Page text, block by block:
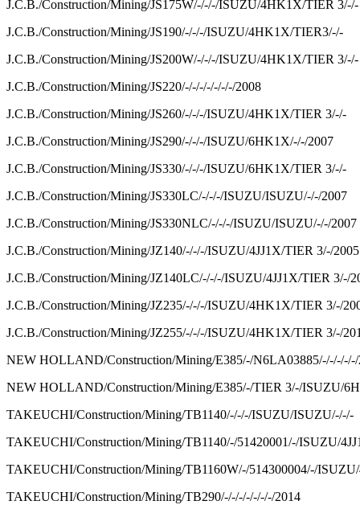
J.C.B./Construction/Mining/JS175W/-/-/-/ISUZU/4HK1X/TIER 3/-/-
J.C.B./Construction/Mining/JS190/-/-/-/ISUZU/4HK1X/TIER3/-/-
J.C.B./Construction/Mining/JS200W/-/-/-/ISUZU/4HK1X/TIER 3/-/-
J.C.B./Construction/Mining/JS220/-/-/-/-/-/-/-/2008
J.C.B./Construction/Mining/JS260/-/-/-/ISUZU/4HK1X/TIER 3/-/-
J.C.B./Construction/Mining/JS290/-/-/-/ISUZU/6HK1X/-/-/2007
J.C.B./Construction/Mining/JS330/-/-/-/ISUZU/6HK1X/TIER 3/-/-
J.C.B./Construction/Mining/JS330LC/-/-/-/ISUZU/ISUZU/-/-/2007
J.C.B./Construction/Mining/JS330NLC/-/-/-/ISUZU/ISUZU/-/-/2007
J.C.B./Construction/Mining/JZ140/-/-/-/ISUZU/4JJ1X/TIER 3/-/2005
J.C.B./Construction/Mining/JZ140LC/-/-/-/ISUZU/4JJ1X/TIER 3/-/
J.C.B./Construction/Mining/JZ235/-/-/-/ISUZU/4HK1X/TIER 3/-/
J.C.B./Construction/Mining/JZ255/-/-/-/ISUZU/4HK1X/TIER 3/-/
NEW HOLLAND/Construction/Mining/E385/-/N6LA03885/-/-/-/-/-/
NEW HOLLAND/Construction/Mining/E385/-/TIER 3/-/ISUZU/
TAKEUCHI/Construction/Mining/TB1140/-/-/-/ISUZU/ISUZU/-/-/-
TAKEUCHI/Construction/Mining/TB1140/-/51420001/-/ISUZU/
TAKEUCHI/Construction/Mining/TB1160W/-/514300004/-/
TAKEUCHI/Construction/Mining/TB290/-/-/-/-/-/-/-/2014